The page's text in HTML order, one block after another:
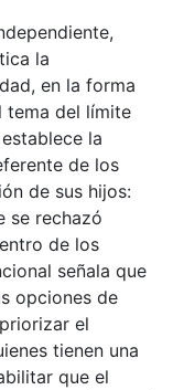
la
en la forma
tema del límite
la
de los
de sus hijos:
se rechazó
de los
señala que
opciones de
el
tienen una
que el